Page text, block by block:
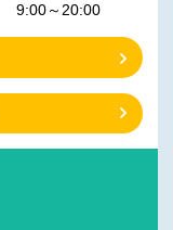
9:00～20:00